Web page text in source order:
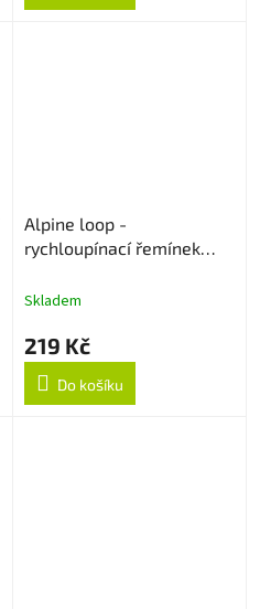
Alpine loop -
rychloupínací řemínek
Skladem
219 Kč
Do košíku